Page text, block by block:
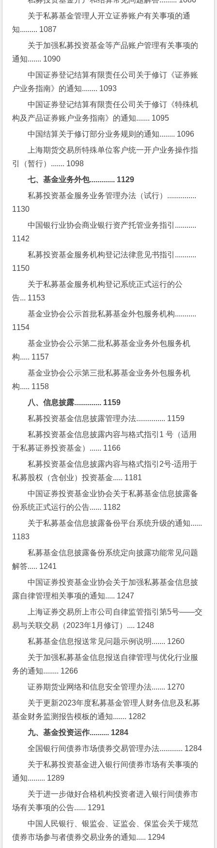
关于私募基金管理人开立证券账户有关事项的通
知......... 1087
关于加强私募投资基金等产品账户管理有关事项的
通知....... 1090
中国证券登记结算有限责任公司关于修订《证券账
户业务指南》的通知........ 1093
中国证券登记结算有限责任公司关于修订《特殊机
构及产品证券账户业务指南》的通知....... 1095
中国结算关于修订部分业务规则的通知........ 1096
上海期货交易所特殊单位客户统一开户业务操作指
引（暂行）....... 1098
七、基金业务外包............. 1129
私募投资基金服务业务管理办法（试行）...............
1130
中国银行业协会商业银行资产托管业务指引...........
1142
私募投资基金服务机构登记法律意见书指引...........
1150
关于私募基金服务机构登记系统正式运行的公
告... 1153
基金业协会公示首批私募基金外包服务机构...........
1154
基金业协会公示第二批私募基金业务外包服务机
构..... 1157
基金业协会公示第三批私募基金业务外包服务机
构..... 1158
八、信息披露.............. 1159
私募投资基金信息披露管理办法............... 1159
私募投资基金信息披露内容与格式指引1 号（适用
于私募证券投资基金）...... 1166
私募投资基金信息披露内容与格式指引2号-适用于
私募股权（含创业）投资基金..... 1181
中国证券投资基金业协会关于私募基金信息披露备
份系统正式运行的公告...... 1182
关于私募基金信息披露备份平台系统升级的通知......
1183
私募基金信息披露备份系统定向披露功能常见问题
解答..... 1241
中国证券投资基金业协会关于加强私募基金信息披
露自律管理相关事项的通知..... 1247
上海证券交易所上市公司自律监管指引第5号——交
易与关联交易（2023年1月修订）.... 1248
私募基金信息报送常见问题示例说明....... 1260
关于加强私募基金信息报送自律管理与优化行业服
务的通知........ 1266
证券期货业网络和信息安全管理办法....... 1270
关于更新2023年度私募基金管理人财务信息及私募
基金财务监测报告模板的通知....... 1282
九、基金投资运作.......... 1284
全国银行间债券市场债券交易管理办法............ 1284
关于私募投资基金进入银行间债券市场有关事项的
通知......... 1289
关于进一步做好合格机构投资者进入银行间债券市
场有关事项的公告...... 1291
中国人民银行、银监会、证监会、保监会关于规范
债券市场参与者债券交易业务的通知..... 1294